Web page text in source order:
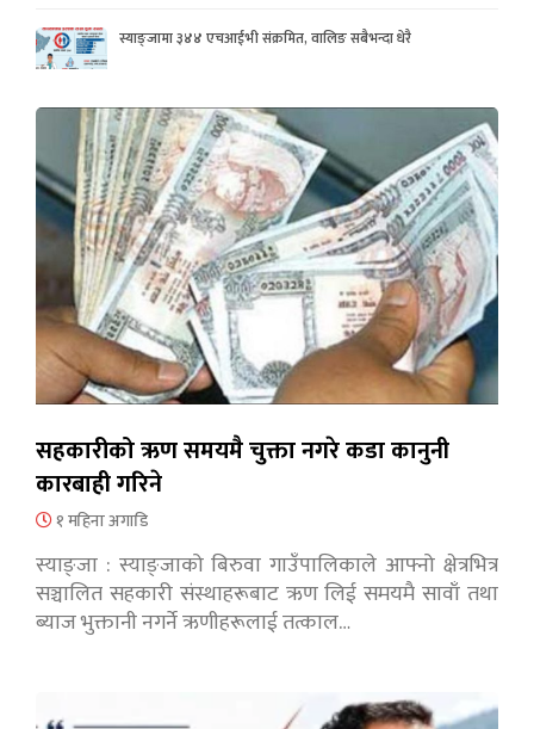
स्याङ्जामा ३४४ एचआईभी संक्रमित, वालिङ सबैभन्दा धेरै
सहकारीको ऋण समयमै चुक्ता नगरे कडा कानुनी
कारबाही गरिने
१ महिना अगाडि
स्याङ्जा : स्याङ्जाको बिरुवा गाउँपालिकाले आफ्नो क्षेत्रभित्र
सञ्चालित सहकारी संस्थाहरूबाट ऋण लिई समयमै सावाँ तथा
ब्याज भुक्तानी नगर्ने ऋणीहरूलाई तत्काल…